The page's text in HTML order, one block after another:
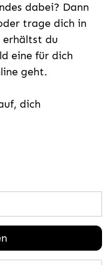
dabei? Dann
trage dich in
erhältst du
eine für dich
geht.
dich